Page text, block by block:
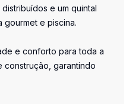
e um quintal
gourmet e piscina.
e conforto para toda a
construção, garantindo